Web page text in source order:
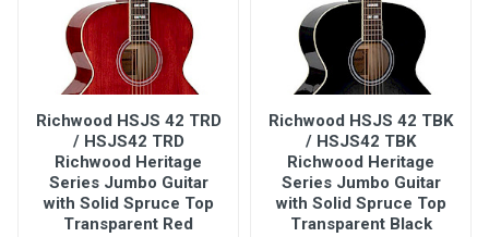
Richwood HSJS 42 TRD
/ HSJS42 TRD
Richwood Heritage
Series Jumbo Guitar
with Solid Spruce Top
Transparent Red
Richwood HSJS 42 TBK
/ HSJS42 TBK
Richwood Heritage
Series Jumbo Guitar
with Solid Spruce Top
Transparent Black